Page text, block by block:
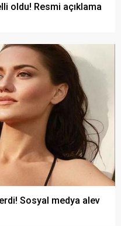
oldu! Resmi açıklama
Sosyal medya alev